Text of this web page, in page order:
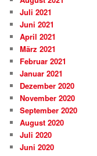
Juli 2021
Juni 2021
April 2021
März 2021
Februar 2021
Januar 2021
Dezember 2020
November 2020
September 2020
August 2020
Juli 2020
Juni 2020